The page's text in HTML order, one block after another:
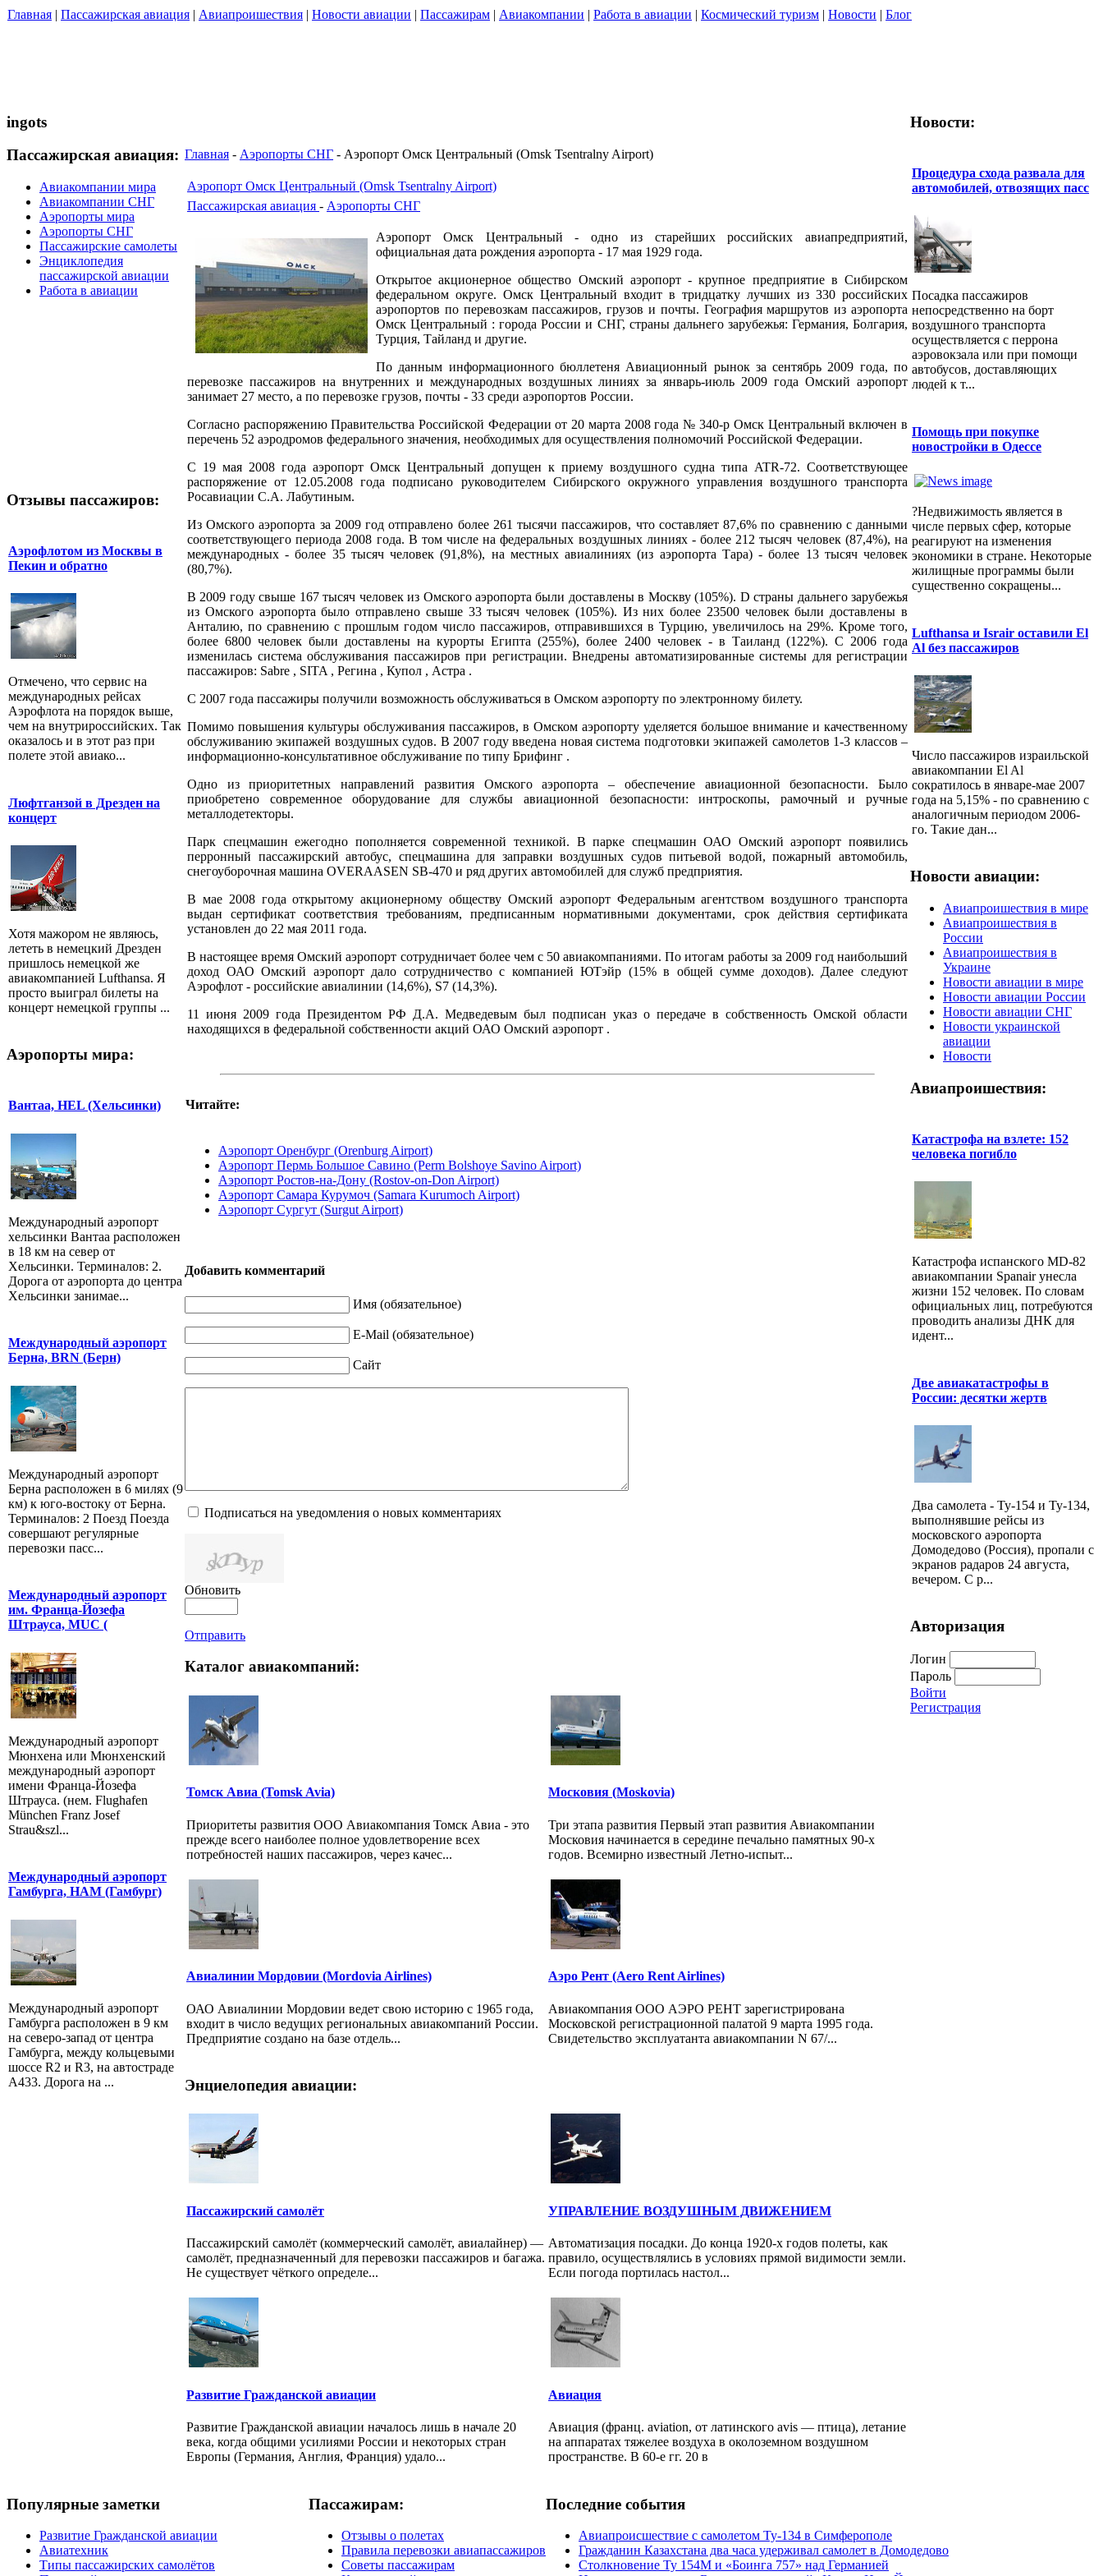
Главная | Пассажирская авиация | Авиапроишествия | Новости авиации | Пассажирам | Авиакомпании | Работа в авиации | Космический туризм | Новости | Блог
ingots
Пассажирская авиация:
Авиакомпании мира
Авиакомпании СНГ
Аэропорты мира
Аэропорты СНГ
Пассажирские самолеты
Энциклопедия
пассажирской авиации
Работа в авиации
Отзывы пассажиров:
Аэрофлотом из Москвы в
Пекин и обратно
Отмечено, что сервис на
международных рейсах
Аэрофлота на порядок выше,
чем на внутрироссийских. Так
оказалось и в этот раз при
полете этой авиако...
Люфтганзой в Дрезден на
концерт
Хотя мажором не являюсь,
лететь в немецкий Дрезден
пришлось немецкой же
авиакомпанией Lufthansa. Я
просто выиграл билеты на
концерт немецкой группы ...
Аэропорты мира:
Вантаа, HEL (Хельсинки)
Международный аэропорт
хельсинки Вантаа расположен
в 18 км на север от
Хельсинки. Терминалов: 2.
Дорога от аэропорта до центра
Хельсинки занимае...
Международный аэропорт
Берна, BRN (Берн)
Международный аэропорт
Берна расположен в 6 милях (9
км) к юго-востоку от Берна.
Терминалов: 2 Поезд Поезда
совершают регулярные
перевозки пасс...
Международный аэропорт
им. Франца-Йозефа
Штрауса, MUC (
Международный аэропорт
Мюнхена или Мюнхенский
международный аэропорт
имени Франца-Йозефа
Штрауса. (нем. Flughafen
München Franz Josef
Strau&szl...
Международный аэропорт
Гамбурга, HAM (Гамбург)
Международный аэропорт
Гамбурга расположен в 9 км
на северо-запад от центра
Гамбурга, между кольцевыми
шоссе R2 и R3, на автостраде
A433. Дорога на ...
Главная - Аэропорты СНГ - Аэропорт Омск Центральный (Omsk Tsentralny Airport)
Аэропорт Омск Центральный (Omsk Tsentralny Airport)
Пассажирская авиация - Аэропорты СНГ
Аэропорт Омск Центральный - одно из старейших российских авиапредприятий,
официальная дата рождения аэропорта - 17 мая 1929 года.
Открытое акционерное общество Омский аэропорт - крупное предприятие в Сибирском
федеральном округе. Омск Центральный входит в тридцатку лучших из 330 российских
аэропортов по перевозкам пассажиров, грузов и почты. География маршрутов из аэропорта
Омск Центральный : города России и СНГ, страны дальнего зарубежья: Германия, Болгария,
Турция, Тайланд и другие.
По данным информационного бюллетеня Авиационный рынок за сентябрь 2009 года, по
перевозке пассажиров на внутренних и международных воздушных линиях за январь-июль 2009 года Омский аэропорт
занимает 27 место, а по перевозке грузов, почты - 33 среди аэропортов России.
Согласно распоряжению Правительства Российской Федерации от 20 марта 2008 года № 340-р Омск Центральный включен в
перечень 52 аэродромов федерального значения, необходимых для осуществления полномочий Российской Федерации.
С 19 мая 2008 года аэропорт Омск Центральный допущен к приему воздушного судна типа ATR-72. Соответствующее
распоряжение от 12.05.2008 года подписано руководителем Сибирского окружного управления воздушного транспорта
Росавиации С.А. Лабутиным.
Из Омского аэропорта за 2009 год отправлено более 261 тысячи пассажиров, что составляет 87,6% по сравнению с данными
соответствующего периода 2008 года. В том числе на федеральных воздушных линиях - более 212 тысяч человек (87,4%), на
международных - более 35 тысяч человек (91,8%), на местных авиалиниях (из аэропорта Тара) - более 13 тысяч человек
(80,7%).
В 2009 году свыше 167 тысяч человек из Омского аэропорта были доставлены в Москву (105%). D страны дальнего зарубежья
из Омского аэропорта было отправлено свыше 33 тысяч человек (105%). Из них более 23500 человек были доставлены в
Анталию, по сравнению с прошлым годом число пассажиров, отправившихся в Турцию, увеличилось на 29%. Кроме того,
более 6800 человек были доставлены на курорты Египта (255%), более 2400 человек - в Таиланд (122%). С 2006 года
изменилась система обслуживания пассажиров при регистрации. Внедрены автоматизированные системы для регистрации
пассажиров: Sabre , SITA , Регина , Купол , Астра .
С 2007 года пассажиры получили возможность обслуживаться в Омском аэропорту по электронному билету.
Помимо повышения культуры обслуживания пассажиров, в Омском аэропорту уделяется большое внимание и качественному
обслуживанию экипажей воздушных судов. В 2007 году введена новая система подготовки экипажей самолетов 1-3 классов –
информационно-консультативное обслуживание по типу Брифинг .
Одно из приоритетных направлений развития Омского аэропорта – обеспечение авиационной безопасности. Было
приобретено современное оборудование для службы авиационной безопасности: интроскопы, рамочный и ручные
металлодетекторы.
Парк спецмашин ежегодно пополняется современной техникой. В парке спецмашин ОАО Омский аэропорт появились
перронный пассажирский автобус, спецмашина для заправки воздушных судов питьевой водой, пожарный автомобиль,
снегоуборочная машина OVERAASEN SB-470 и ряд других автомобилей для служб предприятия.
В мае 2008 года открытому акционерному обществу Омский аэропорт Федеральным агентством воздушного транспорта
выдан сертификат соответствия требованиям, предписанным нормативными документами, срок действия сертификата
установлен до 22 мая 2011 года.
В настоящее время Омский аэропорт сотрудничает более чем с 50 авиакомпаниями. По итогам работы за 2009 год наибольший
доход ОАО Омский аэропорт дало сотрудничество с компанией ЮТэйр (15% в общей сумме доходов). Далее следуют
Аэрофлот - российские авиалинии (14,6%), S7 (14,3%).
11 июня 2009 года Президентом РФ Д.А. Медведевым был подписан указ о передаче в собственность Омской области
находящихся в федеральной собственности акций ОАО Омский аэропорт .
Читайте:
Аэропорт Оренбург (Orenburg Airport)
Аэропорт Пермь Большое Савино (Perm Bolshoye Savino Airport)
Аэропорт Ростов-на-Дону (Rostov-on-Don Airport)
Аэропорт Самара Курумоч (Samara Kurumoch Airport)
Аэропорт Сургут (Surgut Airport)
Добавить комментарий
Имя (обязательное)
E-Mail (обязательное)
Сайт
Подписаться на уведомления о новых комментариях
Обновить
Отправить
Каталог авиакомпаний:
Томск Авиа (Tomsk Avia)
Приоритеты развития ООО Авиакомпания Томск Авиа - это
прежде всего наиболее полное удовлетворение всех
потребностей наших пассажиров, через качес...
Московия (Moskovia)
Три этапа развития Первый этап развития Авиакомпании
Московия начинается в середине печально памятных 90-х
годов. Всемирно известный Летно-испыт...
Авиалинии Мордовии (Mordovia Airlines)
ОАО Авиалинии Мордовии ведет свою историю с 1965 года,
входит в число ведущих региональных авиакомпаний России.
Предприятие создано на базе отдель...
Аэро Рент (Aero Rent Airlines)
Авиакомпания ООО АЭРО РЕНТ зарегистрирована
Московской регистрационной палатой 9 марта 1995 года.
Свидетельство эксплуатанта авиакомпании N 67/...
Энциелопедия авиации:
Пассажирский самолёт
Пассажирский самолёт (коммерческий самолёт, авиалайнер) —
самолёт, предназначенный для перевозки пассажиров и багажа.
Не существует чёткого определе...
УПРАВЛЕНИЕ ВОЗДУШНЫМ ДВИЖЕНИЕМ
Автоматизация посадки. До конца 1920-х годов полеты, как
правило, осуществлялись в условиях прямой видимости земли.
Если погода портилась настол...
Развитие Гражданской авиации
Развитие Гражданской авиации началось лишь в начале 20
века, когда общими усилиями России и некоторых стран
Европы (Германия, Англия, Франция) удало...
Авиация
Авиация (франц. aviation, от латинского avis — птица), летание
на аппаратах тяжелее воздуха в околоземном воздушном
пространстве. В 60-е гг. 20 в
Новости:
Процедура схода развала для
автомобилей, отвозящих пасс
Посадка пассажиров
непосредственно на борт
воздушного транспорта
осуществляется с перрона
аэровокзала или при помощи
автобусов, доставляющих
людей к т...
Помощь при покупке
новостройки в Одессе
?Недвижимость является в
числе первых сфер, которые
реагируют на изменения
экономики в стране. Некоторые
жилищные программы были
существенно сокращены...
Lufthansa и Israir оставили El
Al без пассажиров
Число пассажиров израильской
авиакомпании El Al
сократилось в январе-мае 2007
года на 5,15% - по сравнению с
аналогичным периодом 2006-
го. Такие дан...
Новости авиации:
Авиапроишествия в мире
Авиапроишествия в
России
Авиапроишествия в
Украине
Новости авиации в мире
Новости авиации России
Новости авиации СНГ
Новости украинской
авиации
Новости
Авиапроишествия:
Катастрофа на взлете: 152
человека погибло
Катастрофа испанского MD-82
авиакомпании Spanair унесла
жизни 152 человек. По словам
официальных лиц, потребуются
проводить анализы ДНК для
идент...
Две авиакатастрофы в
России: десятки жертв
Два самолета - Ту-154 и Ту-134,
выполнявшие рейсы из
московского аэропорта
Домодедово (Россия), пропали с
экранов радаров 24 августа,
вечером. С р...
Авторизация
Логин
Пароль
Войти
Регистрация
Популярные заметки
Развитие Гражданской авиации
Авиатехник
Типы пассажирских самолётов
Пассажирам:
Отзывы о полетах
Правила перевозки авиапассажиров
Советы пассажирам
Последние события
Авиапроисшествие с самолетом Ту-134 в Симферополе
Гражданин Казахстана два часа удерживал самолет в Домодедово
Столкновение Ту 154М и «Боинга 757» над Германией